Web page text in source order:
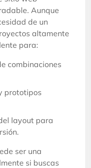
Aunque
de un
altamente
para:
combinaciones
prototipos
layout para
ser una
si buscas